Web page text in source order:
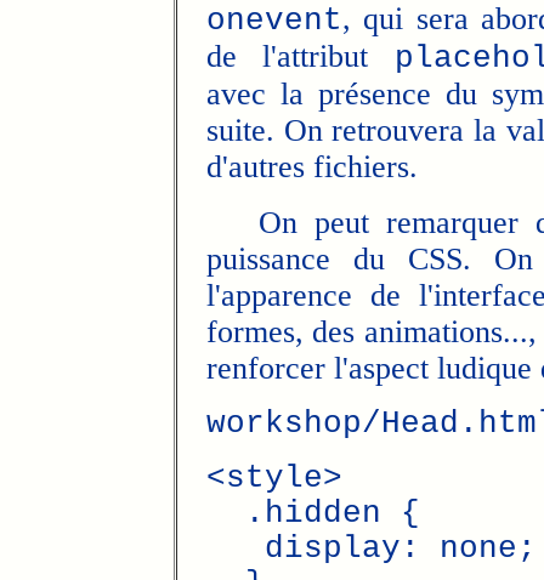
onevent, qui sera
de l'attribut
avec la présence du
suite. On retrouvera la
d'autres fichiers.
On peut remarquer
puissance du CSS.
l'apparence de
formes, des
renforcer l'aspect ludique
workshop/
<style>
.hidden {
display: none;